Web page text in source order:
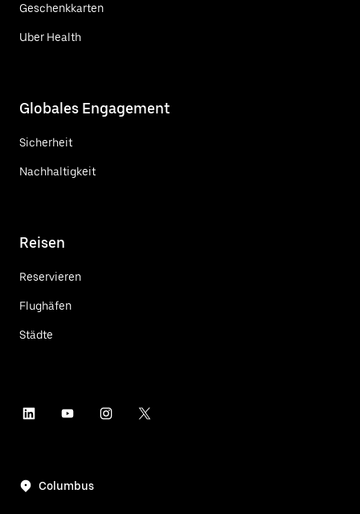
Geschenkkarten
Uber Health
Globales Engagement
Sicherheit
Nachhaltigkeit
Reisen
Reservieren
Flughäfen
Städte
Columbus